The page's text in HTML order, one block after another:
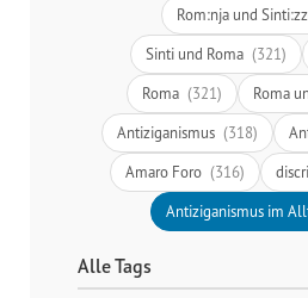
Rom:nja und
Sinti und Roma (321)
Roma (321) Roma
Antiziganismus (318)
Amaro Foro (316)
Antiziganismus im
Alle Tags